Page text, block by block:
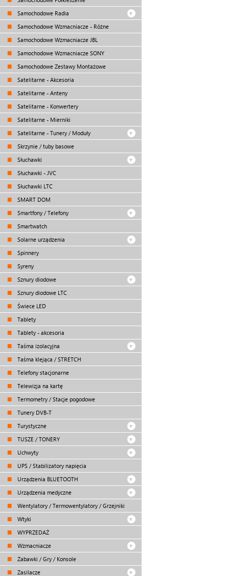
Samochodowe Radia
Samochodowe Wzmacniacze - Różne
Samochodowe Wzmacniacze JBL
Samochodowe Wzmacniacze SONY
Samochodowe Zestawy Montażowe
Satelitarne - Akcesoria
Satelitarne - Anteny
Satelitarne - Konwertery
Satelitarne - Mierniki
Satelitarne - Tunery / Moduły
Skrzynie / tuby basowe
Słuchawki
Słuchawki - JVC
Słuchawki LTC
SMART DOM
Smartfony / Telefony
Smartwatch
Solarne urządzenia
Spinnery
Syreny
Sznury diodowe
Sznury diodowe LTC
Świece LED
Tablety
Tablety - akcesoria
Taśma izolacyjna
Taśma klejąca / STRETCH
Telefony stacjonarne
Telewizja na kartę
Termometry / Stacje pogodowe
Tunery DVB-T
Turystyczne
TUSZE / TONERY
Uchwyty
UPS / Stabilizatory napięcia
Urządzenia BLUETOOTH
Urządzenia medyczne
Wentylatory / Termowentylatory / Grzejniki
Wtyki
WYPRZEDAŻ
Wzmacniacze
Zabawki / Gry / Konsole
Zasilacze